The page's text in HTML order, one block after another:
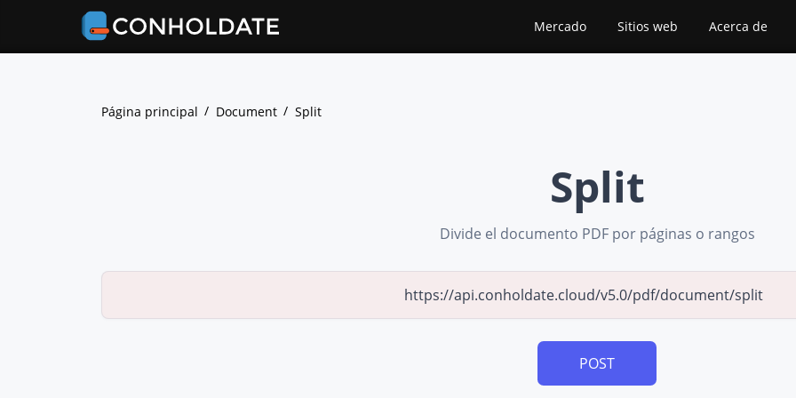
Mercado Sitios web Acerca de
Página principal Document Split
Split
Divide el documento PDF por páginas o rangos
POST